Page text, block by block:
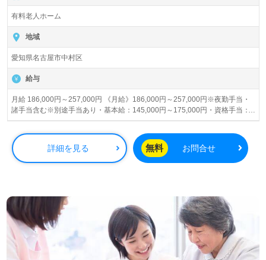
有料老人ホーム
地域
愛知県名古屋市中村区
給与
月給 186,000円～257,000円 《月給》186,000円～257,000円※夜勤手当・
諸手当含む※別途手当あり・基本給：145,000円～175,000円・資格手当：
1,000円～10,000円・夜勤手当：5,000円～7,000円/1回≪その他手当≫・住
宅手当：5,000円（世帯主）・会議手当：1,500円/1回・介護職員処遇改善交
付金あり 賞与あり 昇給あり
詳細を見る 無料 お問合せ